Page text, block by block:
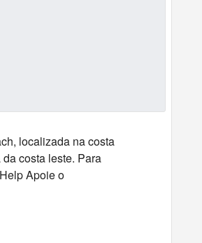
localizada na costa
costa leste. Para
Apoie o